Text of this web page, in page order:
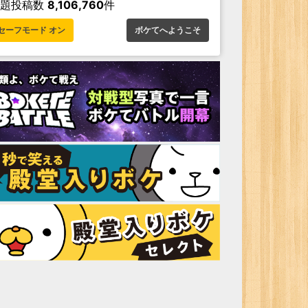
投稿数 8,106,760件
ーフモード オン ボケてへようこそ